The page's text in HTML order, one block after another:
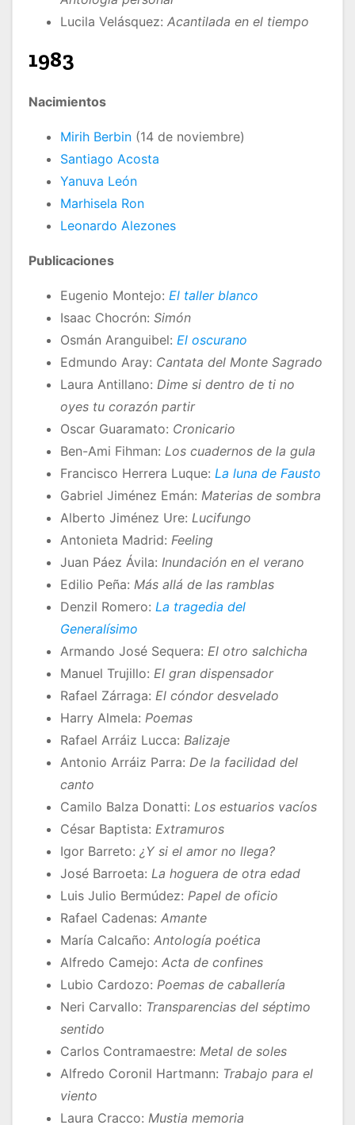
Lucila Velásquez: Acantilada en el tiempo
1983
Nacimientos
Mirih Berbin (14 de noviembre)
Santiago Acosta
Yanuva León
Marhisela Ron
Leonardo Alezones
Publicaciones
Eugenio Montejo: El taller blanco
Isaac Chocrón: Simón
Osmán Aranguibel: El oscurano
Edmundo Aray: Cantata del Monte Sagrado
Laura Antillano: Dime si dentro de ti no
oyes tu corazón partir
Oscar Guaramato: Cronicario
Ben-Ami Fihman: Los cuadernos de la gula
Francisco Herrera Luque: La luna de Fausto
Gabriel Jiménez Emán: Materias de sombra
Alberto Jiménez Ure: Lucifungo
Antonieta Madrid: Feeling
Juan Páez Ávila: Inundación en el verano
Edilio Peña: Más allá de las ramblas
Denzil Romero: La tragedia del
Generalísimo
Armando José Sequera: El otro salchicha
Manuel Trujillo: El gran dispensador
Rafael Zárraga: El cóndor desvelado
Harry Almela: Poemas
Rafael Arráiz Lucca: Balizaje
Antonio Arráiz Parra: De la facilidad del
canto
Camilo Balza Donatti: Los estuarios vacíos
César Baptista: Extramuros
Igor Barreto: ¿Y si el amor no llega?
José Barroeta: La hoguera de otra edad
Luis Julio Bermúdez: Papel de oficio
Rafael Cadenas: Amante
María Calcaño: Antología poética
Alfredo Camejo: Acta de confines
Lubio Cardozo: Poemas de caballería
Neri Carvallo: Transparencias del séptimo
sentido
Carlos Contramaestre: Metal de soles
Alfredo Coronil Hartmann: Trabajo para el
viento
Laura Cracco: Mustia memoria